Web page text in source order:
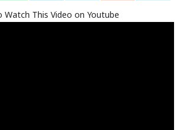
Watch This Video on Youtube